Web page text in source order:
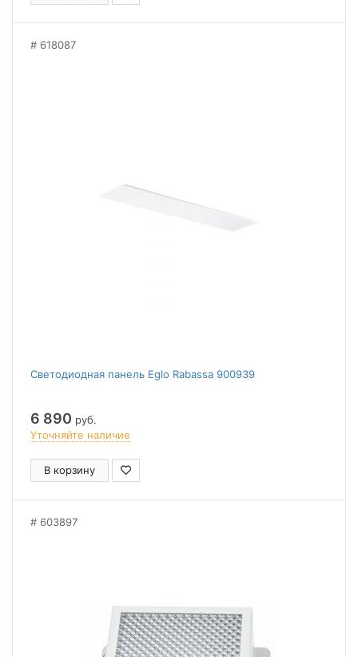
618087
Светодиодная панель Eglo Rabassa 900939
6 890 руб.
Уточняйте наличие
В корзину
603897